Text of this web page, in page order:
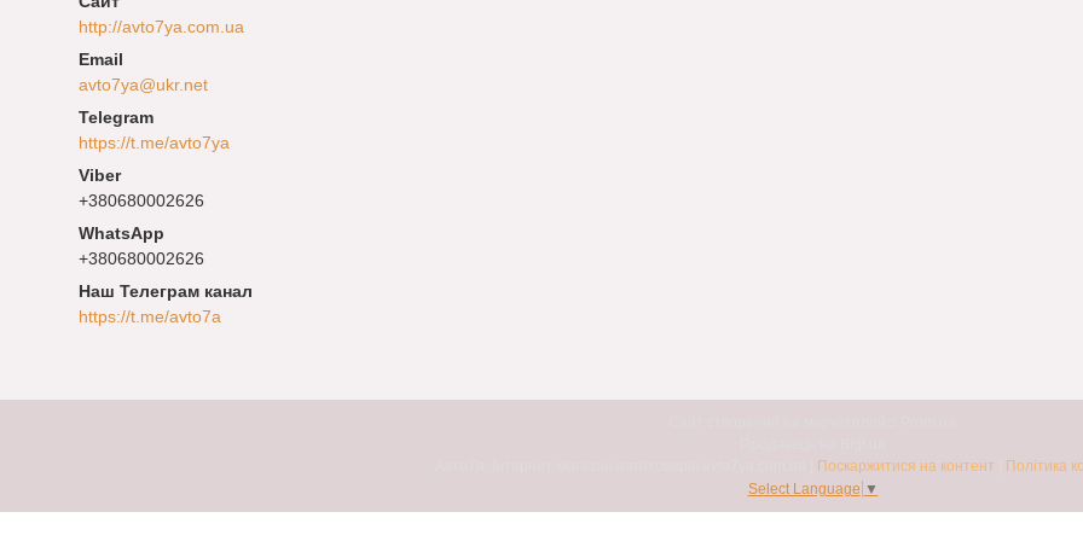
http://avto7ya.com.ua
avto7ya@ukr.net
https://t.me/avto7ya
+380680002626
+380680002626
Наш Телеграм канал
https://t.me/avto7a
Поскаржитися на контент
Політика
Select Language ▼